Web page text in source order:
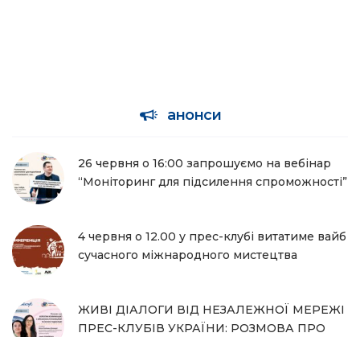
анонси
26 червня о 16:00 запрошуємо на вебінар
“Моніторинг для підсилення спроможності”
4 червня о 12.00 у прес-клубі витатиме вайб
сучасного міжнародного мистецтва
ЖИВІ ДІАЛОГИ ВІД НЕЗАЛЕЖНОЇ МЕРЕЖІ
ПРЕС-КЛУБІВ УКРАЇНИ: РОЗМОВА ПРО